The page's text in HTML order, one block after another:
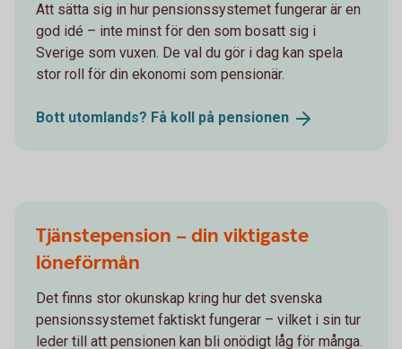
Att sätta sig in hur pensionssystemet fungerar är en
god idé – inte minst för den som bosatt sig i
Sverige som vuxen. De val du gör i dag kan spela
stor roll för din ekonomi som pensionär.
Bott utomlands? Få koll på pensionen
Tjänstepension – din viktigaste
löneförmån
Det finns stor okunskap kring hur det svenska
pensionssystemet faktiskt fungerar – vilket i sin tur
leder till att pensionen kan bli onödigt låg för många.